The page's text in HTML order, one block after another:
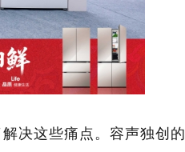
决这些痛点。容声独创的